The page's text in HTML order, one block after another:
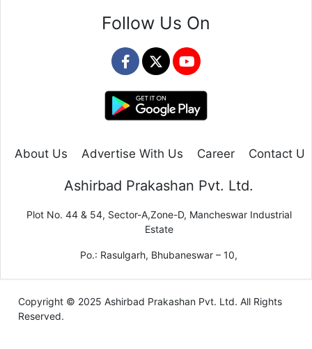
Follow Us On
About Us Advertise With Us Career Contact Us
Ashirbad Prakashan Pvt. Ltd.
Plot No. 44 & 54, Sector-A,Zone-D, Mancheswar Industrial
Estate
Po.: Rasulgarh, Bhubaneswar – 10,
Copyright © 2025 Ashirbad Prakashan Pvt. Ltd. All Rights
Reserved.